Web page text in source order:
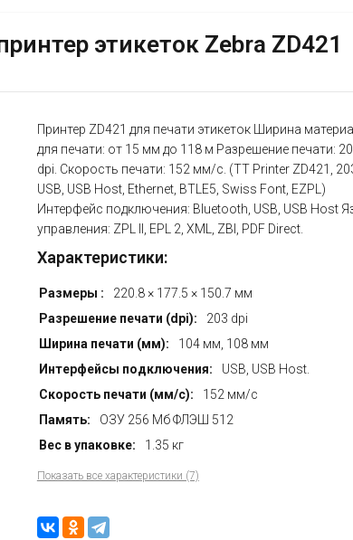
этикеток Zebra ZD421
Принтер ZD421 для печати этикеток Ширина
для печати: от 15 мм до 118 м Разрешение печати:
dpi. Скорость печати: 152 мм/с. (TT Printer ZD421,
USB, USB Host, Ethernet, BTLE5, Swiss Font, EZPL)
Интерфейс подключения: Bluetooth, USB, USB Host
управления: ZPL II, EPL 2, XML, ZBI, PDF Direct.
Характеристики:
Размеры :
220.8 × 177.5 × 150.7 мм
Разрешение печати (dpi):
203 dpi
Ширина печати (мм):
104 мм, 108 мм
Интерфейсы подключения:
USB, USB Host.
Скорость печати (мм/с):
152 мм/с
Память:
ОЗУ 256 Мб ФЛЭШ 512
Вес в упаковке:
1.35 кг
Показать все характеристики (7)